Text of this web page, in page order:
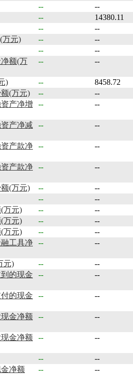
--
--
--
14380.11
--
--
万元)
--
--
--
--
额(万
-- --
) --
8458.72
(万元)
--
--
产净增
-- --
产净减
-- --
产款净
-- --
产款净
-- --
(万元) --
--
--
--
万元)
--
--
万元)
--
--
万元)
--
--
工具净
-- --
元) --
--
的现金
-- --
的现金
-- --
金净额
-- --
金净额
-- --
--
--
净额
-- --